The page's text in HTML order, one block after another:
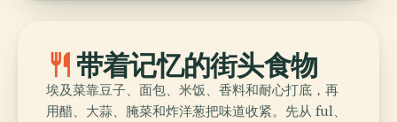
restaurant 带着记忆的街头食物
埃及菜靠豆子、面包、米饭、香料和耐心打底，再
用醋、大蒜、腌菜和炸洋葱把味道收紧。先从 ful、